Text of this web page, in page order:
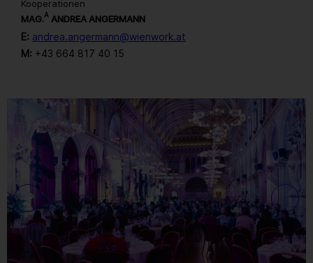
Kooperationen
MAG.A ANDREA ANGERMANN
E: andrea.angermann@wienwork.at
M: +43 664 817 40 15
/ 259